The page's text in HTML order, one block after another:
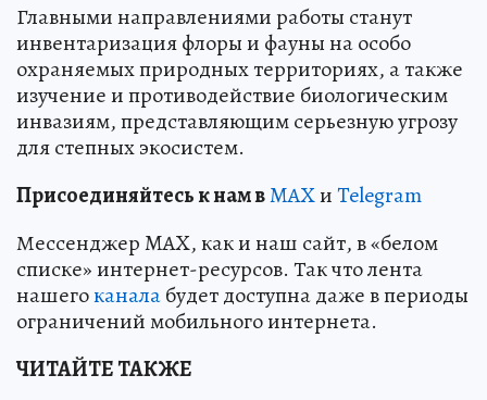
Главными направлениями работы станут
инвентаризация флоры и фауны на особо
охраняемых природных территориях, а также
изучение и противодействие биологическим
инвазиям, представляющим серьезную угрозу
для степных экосистем.
Присоединяйтесь к нам вMAXиTelegram
Мессенджер MAX, как и наш сайт, в «белом
списке» интернет-ресурсов. Так что лента
нашегоканалабудет доступна даже в периоды
ограничений мобильного интернета.
ЧИТАЙТЕ ТАКЖЕ